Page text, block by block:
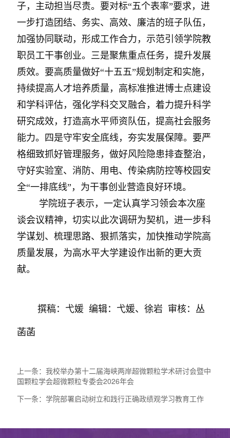
子，主动担当尽责。要对标“五个表率”要求，进
一步打造团结、务实、高效、廉洁的班子队伍，
加强协同联动，形成工作合力，示范引领学院教
职员工干事创业。三是聚焦重点任务，提升发展
质效。要高质量做好“十五五”规划制定和实施，
持续提高人才培养质量，高标准推进博士点建设
和学科评估，强化学科交叉融合，着力提升科学
研究成效，打造高水平师资队伍，提高社会服务
能力。四是守牢安全底线，夯实发展保障。要严
格细致抓好管理服务，做好风险隐患排查整治，
守好实验室、消防、用电、传染病防控等校园安
全“一排底线”，为干事创业营造良好环境。
学院班子表示，一定认真学习领会本次座
谈会议精神，切实以此次调研为契机，进一步科
学谋划、梳理思路、狠抓落实，加快推动学院高
质量发展，为高水平大学建设作出新的更大贡
献。
撰稿：弋媛 编辑：弋媛、徐岩 审核：丛
菡菡
上一条：我校举办第十二届海峡两岸超微颗粒学术研讨会暨中
国颗粒学会超微颗粒专委会2026年会
下一条：学院部署启动树立和践行正确政绩观学习教育工作